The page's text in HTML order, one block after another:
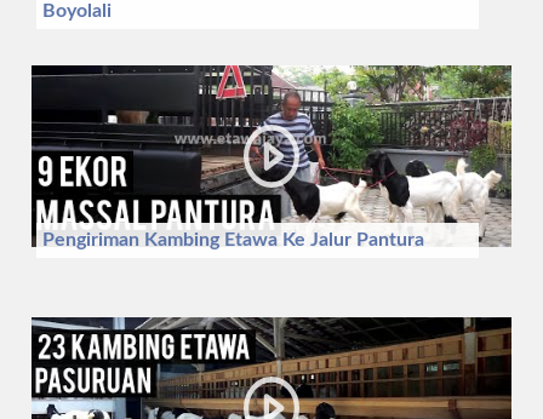
Boyolali
Pengiriman Kambing Etawa Ke Jalur Pantura